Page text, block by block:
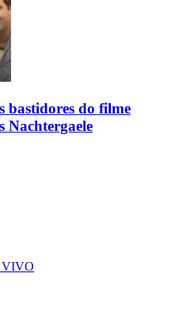
bastidores do filme
Nachtergaele